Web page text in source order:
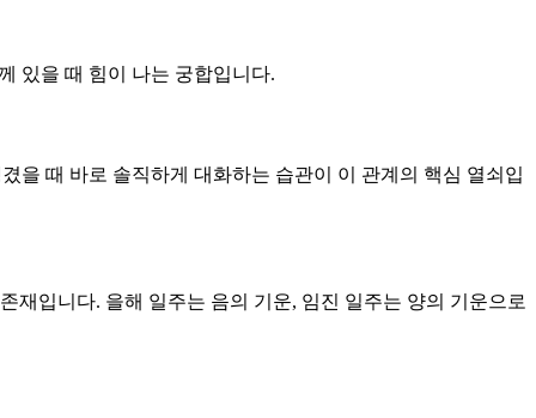
있을 때 힘이 나는 궁합입니다.
을 때 바로 솔직하게 대화하는 습관이 이 관계의 핵심 열쇠입
재입니다. 을해 일주는 음의 기운, 임진 일주는 양의 기운으로